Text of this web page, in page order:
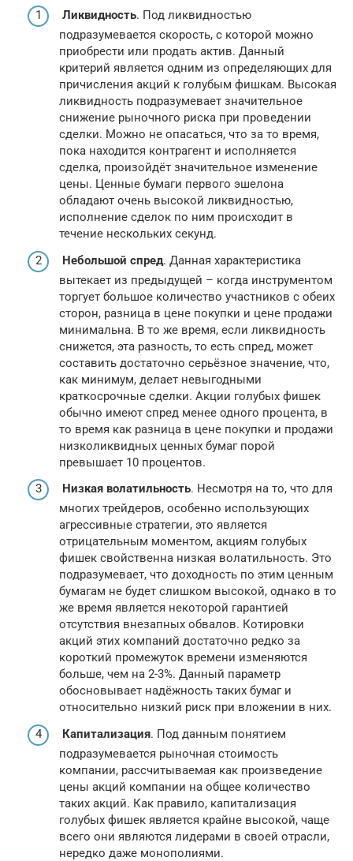
Ликвидность. Под ликвидностью
подразумевается скорость, с которой можно
приобрести или продать актив. Данный
критерий является одним из определяющих для
причисления акций к голубым фишкам. Высокая
ликвидность подразумевает значительное
снижение рыночного риска при проведении
сделки. Можно не опасаться, что за то время,
пока находится контрагент и исполняется
сделка, произойдёт значительное изменение
цены. Ценные бумаги первого эшелона
обладают очень высокой ликвидностью,
исполнение сделок по ним происходит в
течение нескольких секунд.
Небольшой спред. Данная характеристика
вытекает из предыдущей – когда инструментом
торгует большое количество участников с обеих
сторон, разница в цене покупки и цене продажи
минимальна. В то же время, если ликвидность
снижется, эта разность, то есть спред, может
составить достаточно серьёзное значение, что,
как минимум, делает невыгодными
краткосрочные сделки. Акции голубых фишек
обычно имеют спред менее одного процента, в
то время как разница в цене покупки и продажи
низколиквидных ценных бумаг порой
превышает 10 процентов.
Низкая волатильность. Несмотря на то, что для
многих трейдеров, особенно использующих
агрессивные стратегии, это является
отрицательным моментом, акциям голубых
фишек свойственна низкая волатильность. Это
подразумевает, что доходность по этим ценным
бумагам не будет слишком высокой, однако в то
же время является некоторой гарантией
отсутствия внезапных обвалов. Котировки
акций этих компаний достаточно редко за
короткий промежуток времени изменяются
больше, чем на 2-3%. Данный параметр
обосновывает надёжность таких бумаг и
относительно низкий риск при вложении в них.
Капитализация. Под данным понятием
подразумевается рыночная стоимость
компании, рассчитываемая как произведение
цены акций компании на общее количество
таких акций. Как правило, капитализация
голубых фишек является крайне высокой, чаще
всего они являются лидерами в своей отрасли,
нередко даже монополиями.